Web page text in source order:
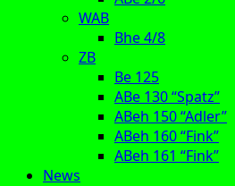
WAB
Bhe 4/8
ZB
Be 125
ABe 130 “Spatz”
ABeh 150 “Adler”
ABeh 160 “Fink”
ABeh 161 “Fink”
News